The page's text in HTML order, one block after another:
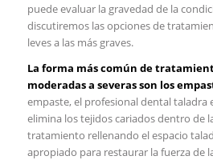
puede evaluar la gravedad de la
discutiremos las opciones de
leves a las más graves.
La forma más común de
moderadas a severas son los
empaste, el profesional dental taladra
elimina los tejidos cariados dentro de
tratamiento rellenando el espacio
apropiado para restaurar la fuerza de